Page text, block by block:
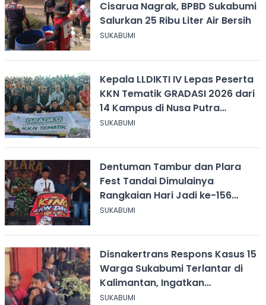
Cisarua Nagrak, BPBD Sukabumi
Salurkan 25 Ribu Liter Air Bersih
SUKABUMI
Kepala LLDIKTI IV Lepas Peserta
KKN Tematik GRADASI 2026 dari
14 Kampus di Nusa Putra
University
SUKABUMI
Dentuman Tambur dan Plara
Fest Tandai Dimulainya
Rangkaian Hari Jadi ke-156
Kabupaten Sukabumi
SUKABUMI
Disnakertrans Respons Kasus 15
Warga Sukabumi Terlantar di
Kalimantan, Ingatkan
Pentingnya Perjanjian Kerja
SUKABUMI